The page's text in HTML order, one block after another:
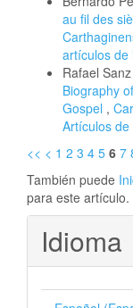
au fil des
artículos de
Rafael
Biography
Gospel ,
Artículos de
<< < 1 2 3 4 5 6 7
También puede
para este artículo.
Idioma